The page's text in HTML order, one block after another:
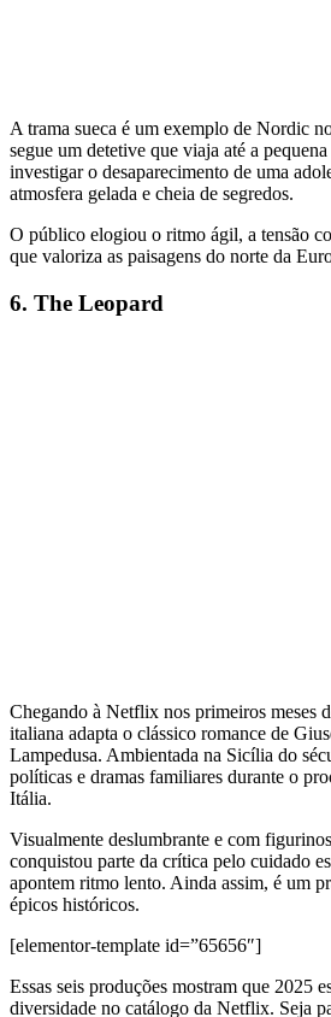
A trama sueca é um exemplo de Nordic
segue um detetive que viaja até a
investigar o desaparecimento de uma
atmosfera gelada e cheia de segredos.
O público elogiou o ritmo ágil, a tensão
que valoriza as paisagens do norte da
6. The Leopard
Chegando à Netflix nos primeiros meses
italiana adapta o clássico romance de
Lampedusa. Ambientada na Sicília do
políticas e dramas familiares durante o
Itália.
Visualmente deslumbrante e com
conquistou parte da crítica pelo cuidado
apontem ritmo lento. Ainda assim, é um
épicos históricos.
[elementor-template id=”65656″]
Essas seis produções mostram que 2025
diversidade no catálogo da Netflix. Seja